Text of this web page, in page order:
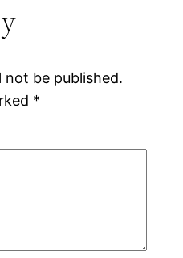
not be published.
*